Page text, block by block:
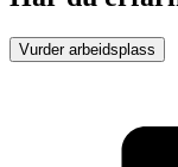
Vurder arbeidsplass